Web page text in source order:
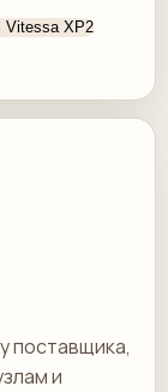
поставщика,
и